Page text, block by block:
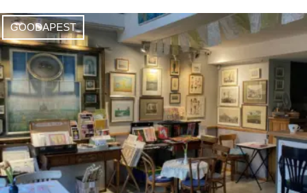
GOODAPEST